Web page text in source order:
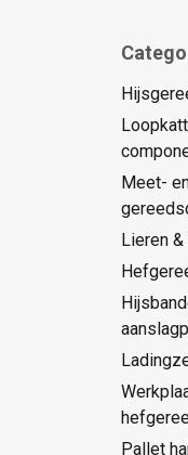
Meet-
Lieren
Pallet